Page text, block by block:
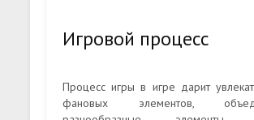
Игровой процесс
Процесс игры в игре дарит
фановых элементов,